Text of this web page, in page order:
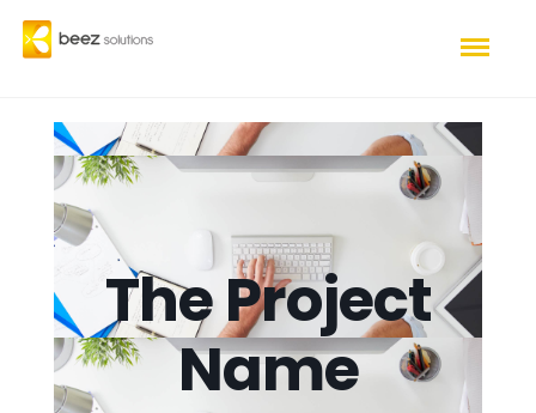
The Project
Name